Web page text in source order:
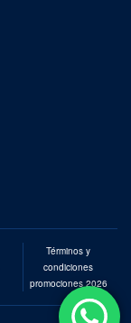
Términos y
condiciones
promociones 2026